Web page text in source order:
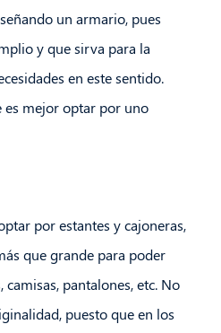
un armario, pues
y que sirva para la
en este sentido.
es mejor optar por uno
por estantes y cajoneras,
que grande para poder
pantalones, etc. No
puesto que en los